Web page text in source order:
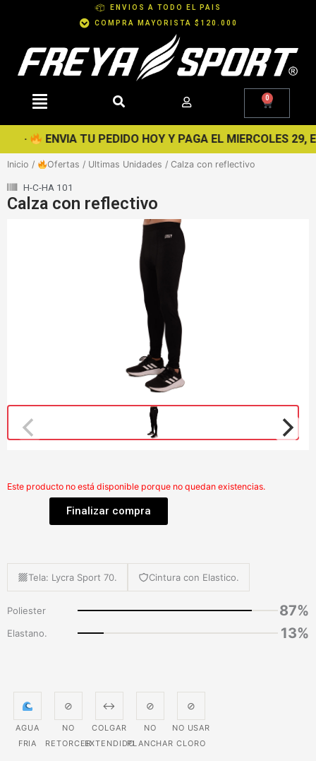
ENVIOS A TODO EL PAIS
COMPRA MAYORISTA $120.000
0 Cart
ENVIA TU PEDIDO HOY Y PAGA EL MIERCOLES 29,
Inicio / Ofertas / Ultimas Unidades / Calza con reflectivo
H-C-HA 101
Calza con reflectivo
Este producto no está disponible porque no quedan existencias.
Finalizar compra
Tela: Lycra Sport 70. Cintura con Elastico.
Poliester 87%
Elastano. 13%
AGUA
FRIA
⊘
NO
RETORCER
↔
COLGAR
EXTENDIDO
⊘
NO
PLANCHAR
⊘
NO USAR
CLORO